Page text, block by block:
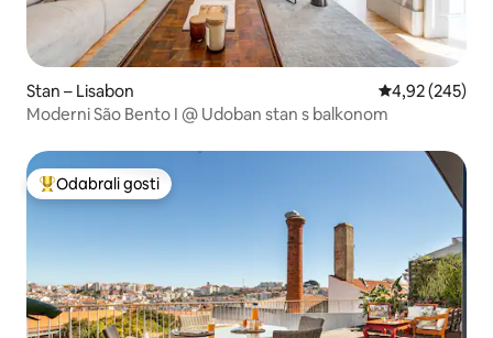
Stan – Lisabon Prosječna
4,92 (245)
Moderni São Bento I @ Udoban stan s balkonom
Među najviše rangiranima s oznakom „Odabrali gosti”
Odabrali gosti